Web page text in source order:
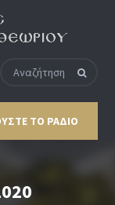
ΤΟ ΡΑΔΙΟ